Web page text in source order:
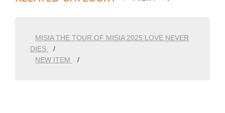
MISIA THE TOUR OF MISIA 2025 LOVE NEVER
DIES
NEW ITEM